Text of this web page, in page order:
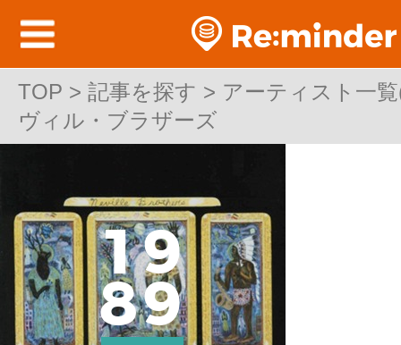
TOP > 記事を探す > アーティスト一
ヴィル・ブラザーズ
TOP > 記事を探す > アーティスト一
ヴィル・ブラザーズ
19
89